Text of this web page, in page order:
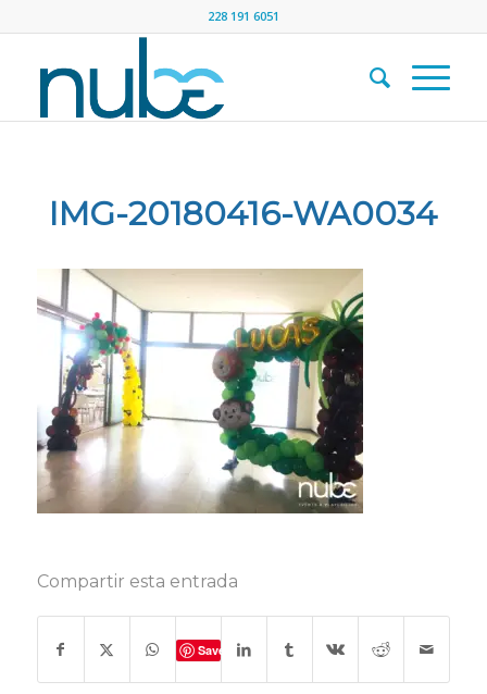
228 191 6051
IMG-20180416-WA0034
Compartir esta entrada
Save